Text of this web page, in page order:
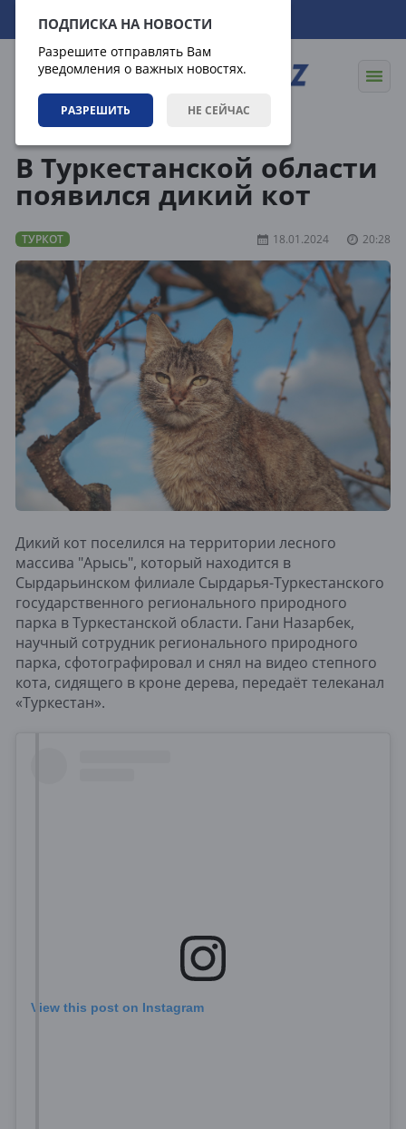
ПОДПИСКА НА НОВОСТИ
Разрешите отправлять Вам
уведомления о важных новостях.
РАЗРЕШИТЬ НЕ СЕЙЧАС
06.08.2026 15:30:40
В Туркестанской области
появился дикий кот
ТУРКОТ 18.01.2024 20:28
Дикий кот поселился на территории лесного
массива "Арысь", который находится в
Сырдарьинском филиале Сырдарья-Туркестанского
государственного регионального природного
парка в Туркестанской области. Гани Назарбек,
научный сотрудник регионального природного
парка, сфотографировал и снял на видео степного
кота, сидящего в кроне дерева, передаёт телеканал
«Туркестан».
View this post on Instagram